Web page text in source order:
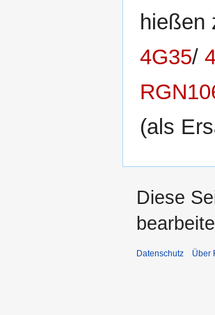
hießen
4G35/
(als
Diese
Datenschutz Über